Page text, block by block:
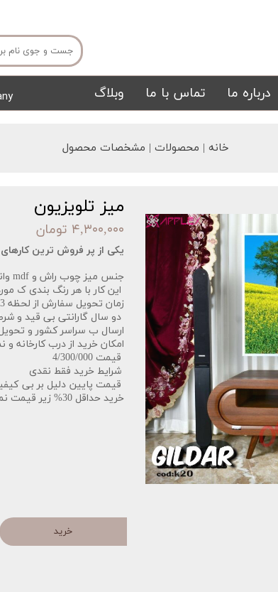
تشک تابلو
درباره ما تماس با ما وبلاگ
خانه | محصولات | مشخصات محصول
میز تلویزیون
۴,۳۰۰,۰۰۰ تومان
یکی از پر فروش ترین کارهای
جنس میز چوب راش و mdf واناچای و رنگ پلی یورتان.
این کار با هر رنگ بندی ک
زمان تحویل سفارش از لحظه 3 روز کاری میباشد.
دو سال گارانتی بی قید و
ارسال ب سراسر کشور و
امکان خرید از درب کارخانه و
قیمت 4/300/000
شرایط خرید فقط نقدی
قیمت پایین دلیل بر بی
خرید حداقل 30% زیر قیمت نمایشگاه.
خرید